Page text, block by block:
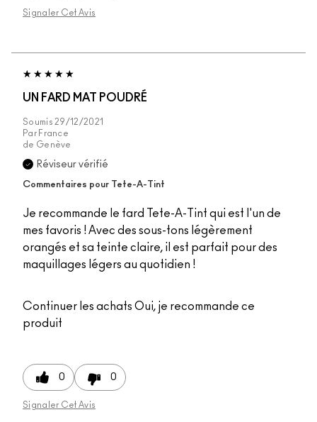
Signaler Cet Avis
UN FARD MAT POUDRÉ
Soumis 29/12/2021
Par France
de Genève
Réviseur vérifié
Commentaires pour Tete-A-Tint
Je recommande le fard Tete-A-Tint qui est l'un de
mes favoris ! Avec des sous-tons légèrement
orangés et sa teinte claire, il est parfait pour des
maquillages légers au quotidien !
Continuer les achats Oui, je recommande ce
produit
0 0
Signaler Cet Avis